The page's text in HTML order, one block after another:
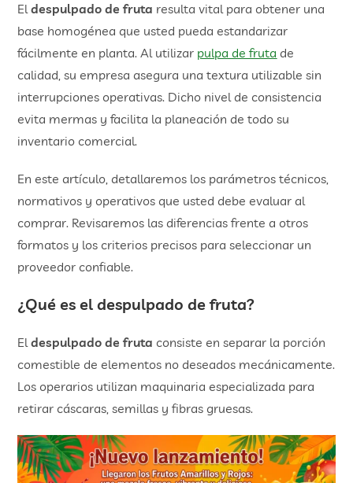
Eldespulpado de fruta resulta vital para obtener una
base homogénea que usted pueda estandarizar
fácilmente en planta. Al utilizar pulpa de fruta de
calidad, su empresa asegura una textura utilizable sin
interrupciones operativas. Dicho nivel de consistencia
evita mermas y facilita la planeación de todo su
inventario comercial.
En este artículo, detallaremos los parámetros técnicos,
normativos y operativos que usted debe evaluar al
comprar. Revisaremos las diferencias frente a otros
formatos y los criterios precisos para seleccionar un
proveedor confiable.
¿Qué es eldespulpado de fruta?
Eldespulpado de fruta consiste en separar la porción
comestible de elementos no deseados mecánicamente.
Los operarios utilizan maquinaria especializada para
retirar cáscaras, semillas y fibras gruesas.